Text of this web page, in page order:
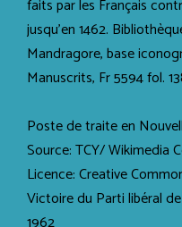
faits par les Français
jusqu'en 1462.
Mandragore, base
Manuscrits, Fr 5594 fol.
Poste de traite en
Source: TCY/ Wikimedia
Licence: Creative
Victoire du Parti libéral